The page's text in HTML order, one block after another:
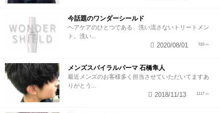
今話題のワンダーシールド
ヘアケアのひとつである、洗い流さないトリートメン
ト。洗い...
510
2020/08/01
メンズスパイラルパーマ 石橋隼人
最近メンズのお客様多く担当させていただいてますあ
りがとう...
1117
2018/11/13